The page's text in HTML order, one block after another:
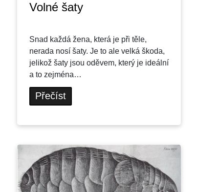
Volné šaty
Snad každá žena, která je při těle,
nerada nosí šaty. Je to ale velká škoda,
jelikož šaty jsou oděvem, který je ideální
a to zejména…
Přečíst